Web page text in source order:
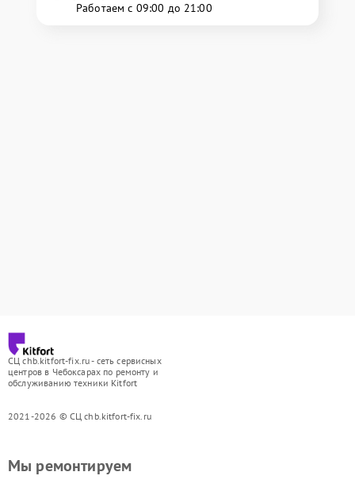
Работаем с 09:00 до 21:00
СЦ chb.kitfort-fix.ru - сеть сервисных
центров в Чебоксарах по ремонту и
обслуживанию техники Kitfort
2021-2026 © СЦ chb.kitfort-fix.ru
Мы ремонтируем